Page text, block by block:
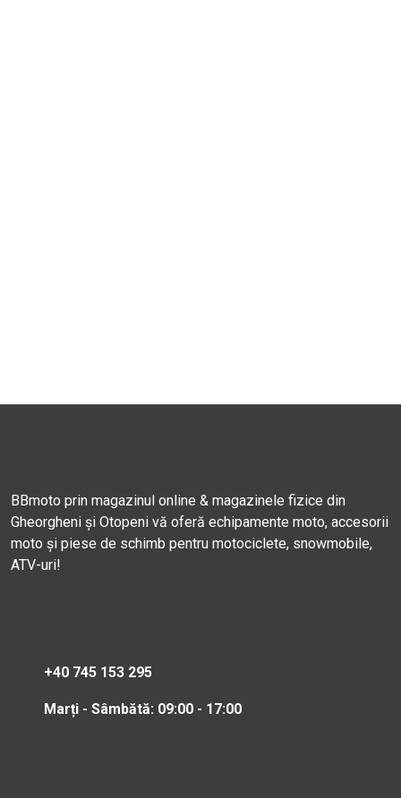
BBmoto prin magazinul online & magazinele fizice din
Gheorgheni și Otopeni vă oferă echipamente moto, accesorii
moto și piese de schimb pentru motociclete, snowmobile,
ATV-uri!
+40 745 153 295
Marți - Sâmbătă: 09:00 - 17:00